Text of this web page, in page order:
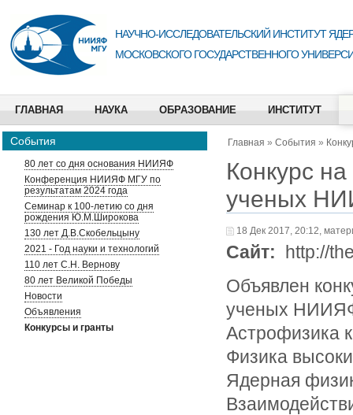
НАУЧНО-ИССЛЕДОВАТЕЛЬСКИЙ ИНСТИТУТ
МОСКОВСКОГО ГОСУДАРСТВЕННОГО
ГЛАВНАЯ НАУКА ОБРАЗОВАНИЕ ИНСТИТУТ
События
80 лет со дня основания НИИЯФ
Конференция НИИЯФ МГУ по
результатам 2024 года
Семинар к 100-летию со дня
рождения Ю.М.Широкова
130 лет Д.В.Скобельцыну
2021 - Год науки и технологий
110 лет С.Н. Вернову
80 лет Великой Победы
Новости
Объявления
Конкурсы и гранты
Главная » События »
Конкурс
ученых
18 Дек 2017, 20:12,
Сайт: http://
Объявлен
ученых
Астрофизика
Физика
Ядерная